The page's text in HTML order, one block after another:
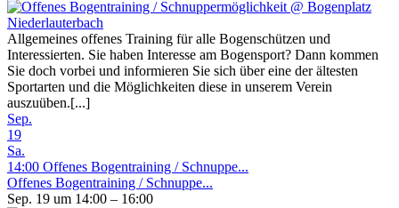
Allgemeines offenes Training für alle Bogenschützen und
Interessierten. Sie haben Interesse am Bogensport? Dann kommen
Sie doch vorbei und informieren Sie sich über eine der ältesten
Sportarten und die Möglichkeiten diese in unserem Verein
auszuüben.[...]
Sep.
19
Sa.
14:00 Offenes Bogentraining / Schnuppe...
Offenes Bogentraining / Schnuppe...
Sep. 19 um 14:00 – 16:00